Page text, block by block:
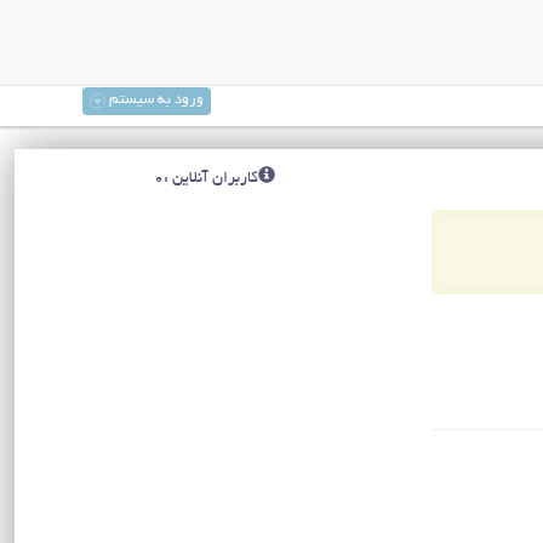
ورود به سیستم
کاربران آنلاین :0